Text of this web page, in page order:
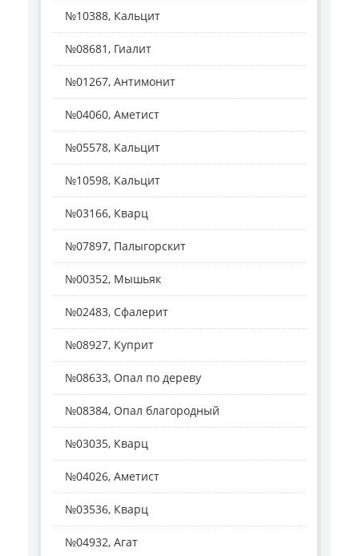
№10388, Кальцит
№08681, Гиалит
№01267, Антимонит
№04060, Аметист
№05578, Кальцит
№10598, Кальцит
№03166, Кварц
№07897, Палыгорскит
№00352, Мышьяк
№02483, Сфалерит
№08927, Куприт
№08633, Опал по дереву
№08384, Опал благородный
№03035, Кварц
№04026, Аметист
№03536, Кварц
№04932, Агат